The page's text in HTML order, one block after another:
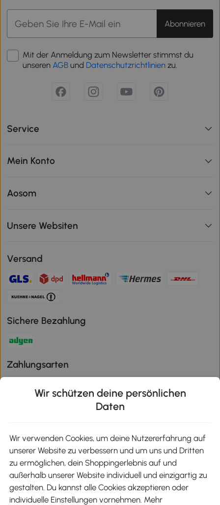
Abonnieren
Mit der Anmeldung zum Newsletter stimmst du
unseren AGB und Datenschutzrichtlinien zu.
Service
Mein Konto
Aosom
Unsere Websiten
Versand
Sichere Bezahlung
Zahlungsarten
Aosom-App
Google Play
Wir schützen deine persönlichen
Daten
Wir verwenden Cookies, um deine Nutzererfahrung auf
unserer Website zu verbessern und um uns und Dritten
zu ermöglichen, dein Shoppingerlebnis auf und
außerhalb unserer Website individuell und einzigartig zu
gestalten. Du kannst alle Cookies akzeptieren oder
individuelle Einstellungen vornehmen. Mehr